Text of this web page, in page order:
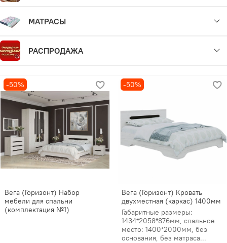
МАТРАСЫ
РАСПРОДАЖА
-50%
Вега (Горизонт) Набор
мебели для спальни
(комплектация №1)
-50%
Вега (Горизонт) Кровать
двухместная (каркас) 1400мм
Габаритные размеры:
1434*2058*876мм, спальное
место: 1400*2000мм, без
основания, без матраса...